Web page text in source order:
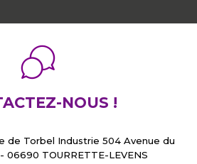
NOUS !
de Torbel Industrie 504 Avenue du
06690 TOURRETTE-LEVENS